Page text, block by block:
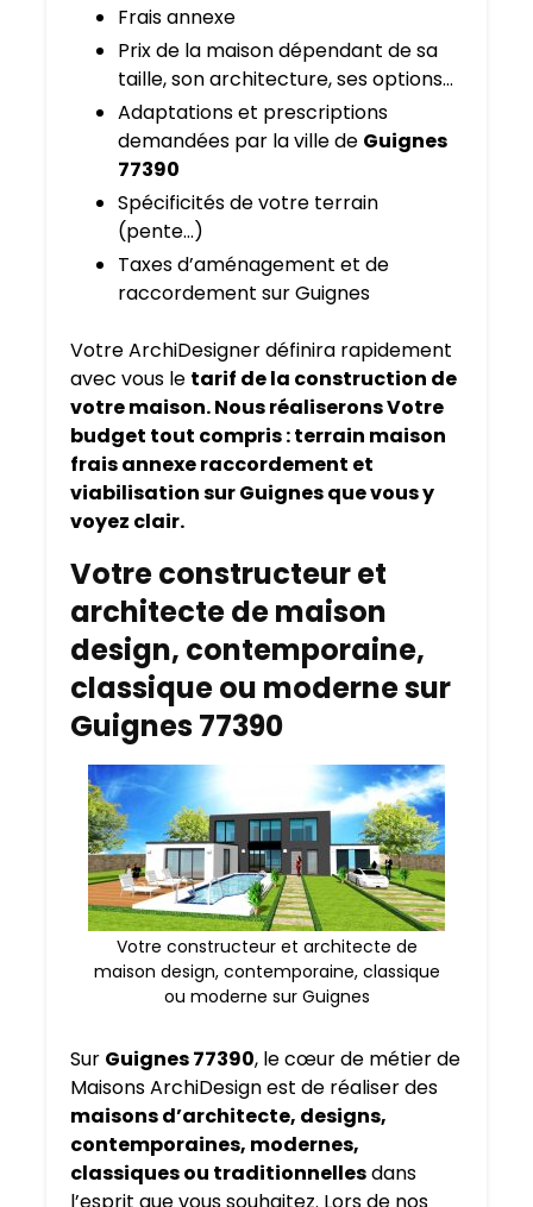
Frais annexe
Prix de la maison dépendant de sa
taille, son architecture, ses options…
Adaptations et prescriptions
demandées par la ville de Guignes
77390
Spécificités de votre terrain
(pente…)
Taxes d’aménagement et de
raccordement sur Guignes
Votre ArchiDesigner définira rapidement
avec vous le tarif de la construction de
votre maison. Nous réaliserons Votre
budget tout compris : terrain maison
frais annexe raccordement et
viabilisation sur Guignes que vous y
voyez clair.
Votre constructeur et
architecte de maison
design, contemporaine,
classique ou moderne sur
Guignes 77390
Votre constructeur et architecte de
maison design, contemporaine, classique
ou moderne sur Guignes
Sur Guignes 77390, le cœur de métier de
Maisons ArchiDesign est de réaliser des
maisons d’architecte, designs,
contemporaines, modernes,
classiques ou traditionnellesdans